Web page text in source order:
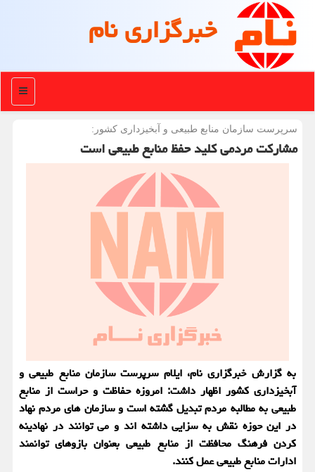
خبرگزاری نام
منو
سرپرست سازمان منابع طبیعی و آبخیزداری كشور:
مشارکت مردمی کلید حفظ منابع طبیعی است
به گزارش خبرگزاری نام، ایلام سرپرست سازمان منابع طبیعی و
آبخیزداری کشور اظهار داشت: امروزه حفاظت و حراست از منابع
طبیعی به مطالبه مردم تبدیل گشته است و سازمان های مردم نهاد
در این حوزه نقش به سزایی داشته اند و می توانند در نهادینه
کردن فرهنگ محافظت از منابع طبیعی بعنوان بازوهای توانمند
ادارات منابع طبیعی عمل کنند.